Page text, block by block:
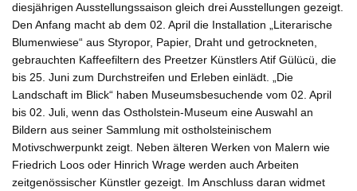
diesjährigen Ausstellungssaison gleich drei Ausstellungen gezeigt.
Den Anfang macht ab dem 02. April die Installation „Literarische
Blumenwiese“ aus Styropor, Papier, Draht und getrockneten,
gebrauchten Kaffeefiltern des Preetzer Künstlers Atif Gülücü, die
bis 25. Juni zum Durchstreifen und Erleben einlädt. „Die
Landschaft im Blick“ haben Museumsbesuchende vom 02. April
bis 02. Juli, wenn das Ostholstein-Museum eine Auswahl an
Bildern aus seiner Sammlung mit ostholsteinischem
Motivschwerpunkt zeigt. Neben älteren Werken von Malern wie
Friedrich Loos oder Hinrich Wrage werden auch Arbeiten
zeitgenössischer Künstler gezeigt. Im Anschluss daran widmet